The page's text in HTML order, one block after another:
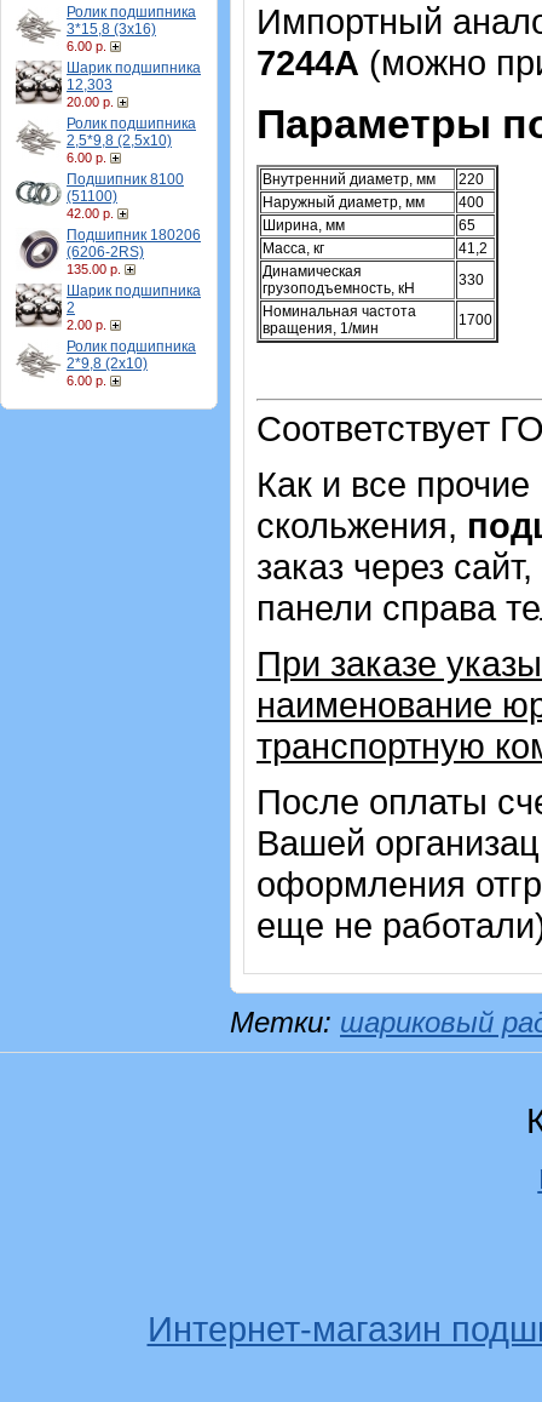
Ролик подшипника
3*15,8 (3х16)
6.00 р.
Шарик подшипника
12,303
20.00 р.
Ролик подшипника
2,5*9,8 (2,5х10)
6.00 р.
Подшипник 8100
(51100)
42.00 р.
Подшипник 180206
(6206-2RS)
135.00 р.
Шарик подшипника
2
2.00 р.
Ролик подшипника
2*9,8 (2х10)
6.00 р.
Импортный
7244А (можно
Параметры
Внутренний диаметр, мм
220
Наружный диаметр, мм
400
Ширина, мм
65
Масса, кг
41,2
Динамическая
грузоподъемность, кН
330
Номинальная частота
вращения, 1/мин
1700
Соответствует
Как и все
скольжения,
заказ через
панели справа
При заказе
наименование
транспортную
После оплаты
Вашей
оформления
еще не
Метки: шариковый
Интернет-магазин